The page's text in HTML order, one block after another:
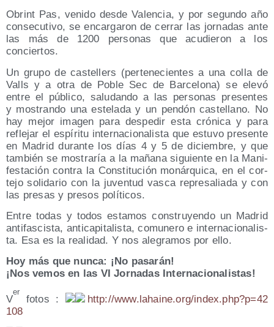
Obrint Pas, veni­do des­de Valen­cia, y por segun­do año
con­se­cu­ti­vo, se encar­ga­ron de cerrar las jor­na­das ante
las más de 1200 per­so­nas que acu­die­ron a los
conciertos.
Un gru­po de cas­te­llers (per­te­ne­cien­tes a una colla de
Valls y a otra de Poble Sec de Bar­ce­lo­na) se ele­vó
entre el públi­co, salu­dan­do a las per­so­nas pre­sen­tes
y mos­tran­do una este­la­da y un pen­dón cas­te­llano. No
hay mejor ima­gen para des­pe­dir esta cró­ni­ca y para
refle­jar el espí­ri­tu inter­na­cio­na­lis­ta que estu­vo pre­sen­te
en Madrid duran­te los días 4 y 5 de diciem­bre, y que
tam­bién se mos­tra­ría a la maña­na siguien­te en la Mani­
fes­ta­ción con­tra la Cons­ti­tu­ción monár­qui­ca, en el cor­
te­jo soli­da­rio con la juven­tud vas­ca repre­sa­lia­da y con
las pre­sas y pre­sos políticos.
Entre todas y todos esta­mos cons­tru­yen­do un Madrid
anti­fas­cis­ta, anti­ca­pi­ta­lis­ta, comu­ne­ro e inter­na­cio­na­lis­
ta. Esa es la reali­dad. Y nos ale­gra­mos por ello.
Hoy más que nun­ca: ¡No pasarán!
¡Nos vemos en las VI Jor­na­das Internacionalistas!
V
er
fotos :
http://​www​.lahai​ne​.org/​i​n​d​e​x​.​p​h​p​?​p​=​4​2​
108